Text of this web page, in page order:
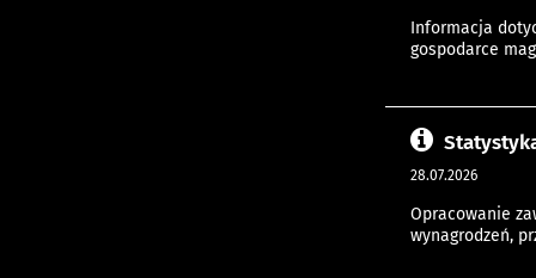
Informacja
gospodarce
28.07.2026
Opracowanie
wynagrodzeń,